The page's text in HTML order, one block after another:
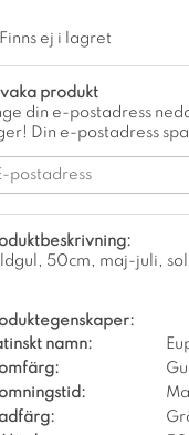
Finns ej i lagret
produkt
din e-postadress
Din e-postadress
50cm, maj-juli,
namn: